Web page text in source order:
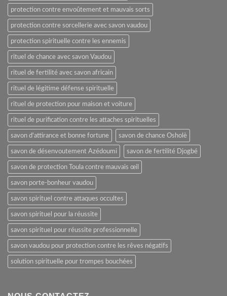
protection contre envoûtement et mauvais sorts
protection contre sorcellerie avec savon vaudou
protection spirituelle contre les ennemis
rituel de chance avec savon Vaudou
rituel de fertilité avec savon africain
rituel de légitime défense spirituelle
rituel de protection pour maison et voiture
rituel de purification contre les attaches spirituelles
savon d'attirance et bonne fortune savon de chance Osholè
savon de désenvoutement Azédoumi savon de fertilité Djogbé
savon de protection Toula contre mauvais œil
savon porte-bonheur vaudou
savon spirituel contre attaques occultes
savon spirituel pour la réussite
savon spirituel pour réussite professionnelle
savon vaudou pour protection contre les rêves négatifs
solution spirituelle pour trompes bouchées